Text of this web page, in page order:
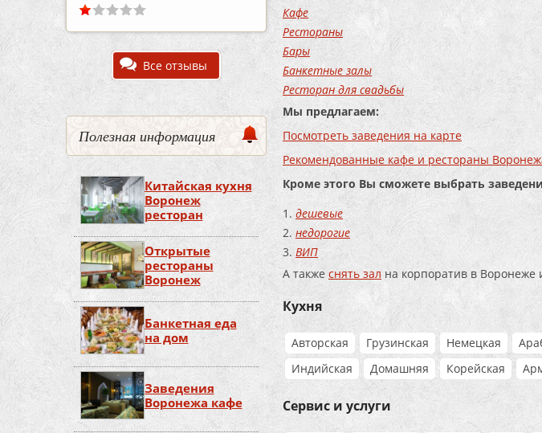
Все отзывы
Полезная информация
Китайская кухня
Воронеж
ресторан
Открытые
рестораны
Воронеж
Банкетная еда
на дом
Заведения
Воронежа кафе
Кафе
Рестораны
Бары
Банкетные залы
Ресторан для свадьбы
Мы предлагаем:
Посмотреть заведения на карте
Рекомендованные кафе и рестораны
Кроме этого Вы сможете выбрать
дешевые
недорогие
ВИП
А также снять зал на корпоратив в Воронеже
Кухня
Авторская Грузинская Немецкая
Индийская
Домашняя Корейская
Сервис и услуги